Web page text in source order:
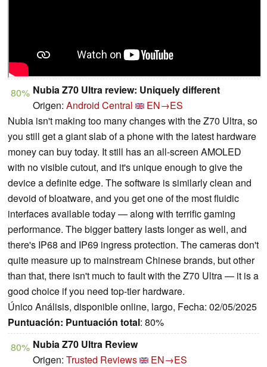
80% Nubia Z70 Ultra review: Uniquely different
Origen: Android Central
EN→ES
Nubia isn't making too many changes with the Z70 Ultra, so
you still get a giant slab of a phone with the latest hardware
money can buy today. It still has an all-screen AMOLED
with no visible cutout, and it's unique enough to give the
device a definite edge. The software is similarly clean and
devoid of bloatware, and you get one of the most fluidic
interfaces available today — along with terrific gaming
performance. The bigger battery lasts longer as well, and
there's IP68 and IP69 ingress protection. The cameras don't
quite measure up to mainstream Chinese brands, but other
than that, there isn't much to fault with the Z70 Ultra — it is a
good choice if you need top-tier hardware.
Único Análisis, disponible online, largo, Fecha: 02/05/2025
Puntuación: Puntuación total: 80%
80% Nubia Z70 Ultra Review
Origen: Trusted Reviews
EN→ES